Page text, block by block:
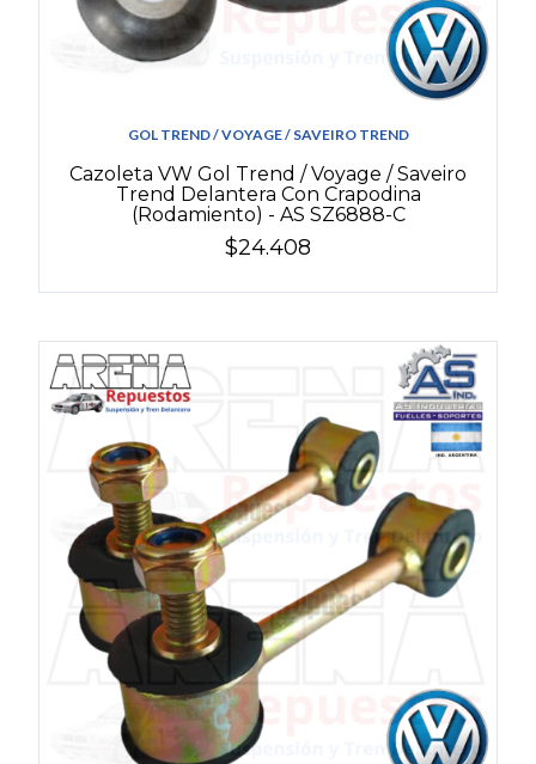
GOL TREND / VOYAGE / SAVEIRO TREND
Cazoleta VW Gol Trend / Voyage / Saveiro
Trend Delantera Con Crapodina
(Rodamiento) - AS SZ6888-C
$24.408